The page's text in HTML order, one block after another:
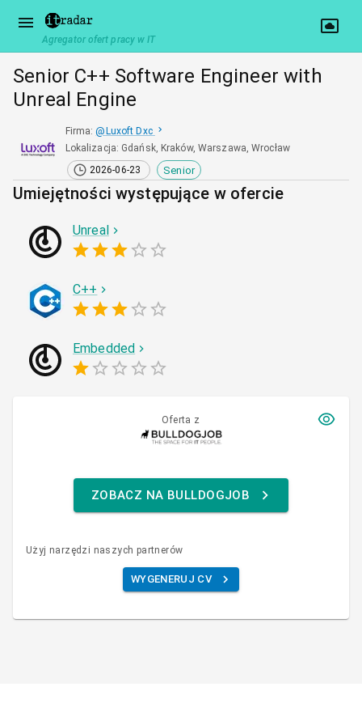
Agregator ofert pracy w IT
Senior C++ Software Engineer with
Unreal Engine
Firma: @ Luxoft Dxc
Lokalizacja: Gdańsk, Kraków, Warszawa, Wrocław
2026-06-23
Senior
Umiejętności występujące w ofercie
Unreal
C++
Embedded
Oferta z
ZOBACZ NA BULLDOGJOB
Użyj narzędzi naszych partnerów
WYGENERUJ CV